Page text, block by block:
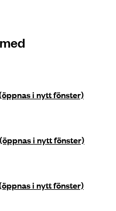
i nytt fönster)
i nytt fönster)
i nytt fönster)